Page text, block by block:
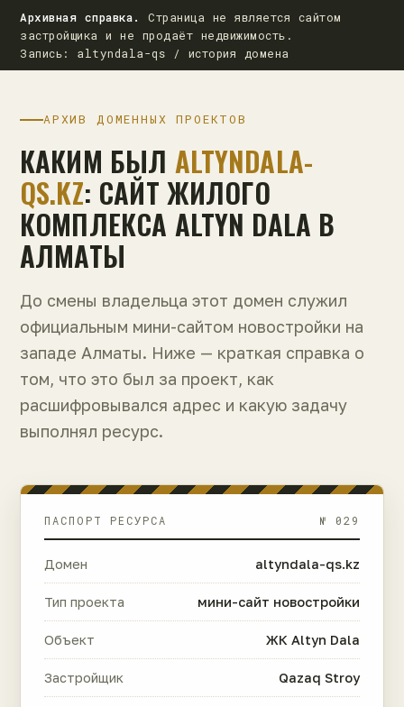
Архивная справка.
Страница не является сайтом
застройщика и не продаёт недвижимость.
Запись: altyndala-qs / история домена
АРХИВ ДОМЕННЫХ ПРОЕКТОВ
КАКИМ БЫЛ ALTYNDALA-
QS.KZ: САЙТ ЖИЛОГО
КОМПЛЕКСА ALTYN DALA В
АЛМАТЫ
До смены владельца этот домен служил
официальным мини-сайтом новостройки на
западе Алматы. Ниже — краткая справка о
том, что это был за проект, как
расшифровывался адрес и какую задачу
выполнял ресурс.
ПАСПОРТ РЕСУРСА № 029
Домен altyndala-qs.kz
Тип проекта мини-сайт новостройки
Объект ЖК Altyn Dala
Застройщик Qazaq Stroy